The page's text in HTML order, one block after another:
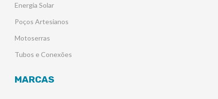
Energia Solar
Poços Artesianos
Motoserras
Tubos e Conexões
MARCAS